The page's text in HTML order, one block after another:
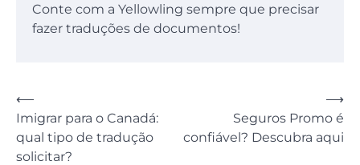
Conte com a Yellowling sempre que precisar
fazer traduções de documentos!
Navegação
de
Post
⟵
Imigrar para o Canadá:
qual tipo de tradução
solicitar?
Seguros Promo é
confiável? Descubra aqui
⟶